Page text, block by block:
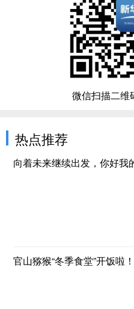
微信扫描二维
热点推荐
向着未来继续出发，你好我
官山猕猴“冬季食堂”开饭啦！